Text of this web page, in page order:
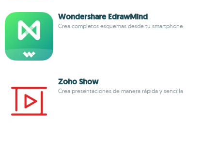
Wondershare EdrawMind
Crea completos esquemas desde tu smartphone
Zoho Show
Crea presentaciones de manera rápida y sencilla